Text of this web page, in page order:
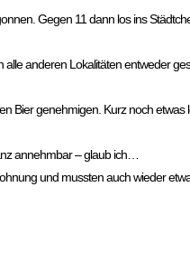
Gegen 11 dann los ins
anderen Lokalitäten entweder
Bier genehmigen. Kurz noch etwas
annehmbar – glaub ich…
und mussten auch wieder